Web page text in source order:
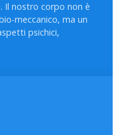
Il nostro corpo non è
meccanico, ma un
psichici,